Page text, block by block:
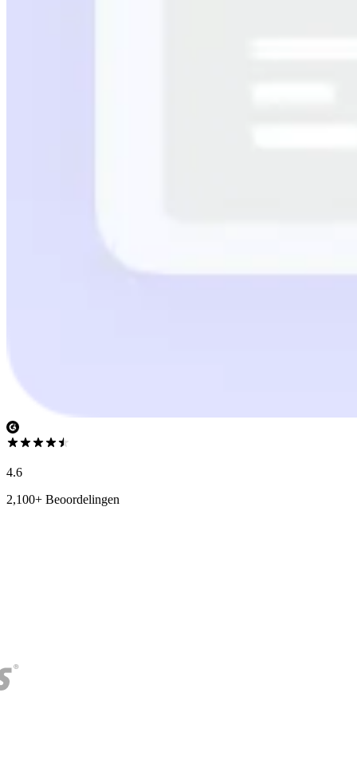
4.6
2,100+ Beoordelingen